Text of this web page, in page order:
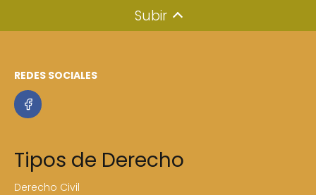
Subir
REDES SOCIALES
Tipos de Derecho
Derecho Civil